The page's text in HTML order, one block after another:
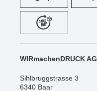
WIRmachenDRUCK AG
Sihlbruggstrasse 3
6340 Baar